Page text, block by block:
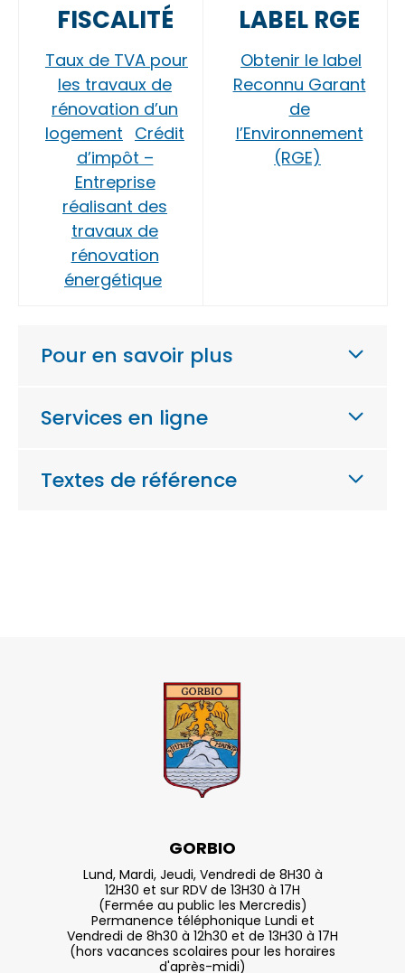
FISCALITÉ
Taux de TVA pour
les travaux de
rénovation d’un
logement Crédit
d’impôt –
Entreprise
réalisant des
travaux de
rénovation
énergétique
LABEL RGE
Obtenir le label
Reconnu Garant
de
l’Environnement
(RGE)
Pour en savoir plus
Services en ligne
Textes de référence
GORBIO
Lund, Mardi, Jeudi, Vendredi de 8H30 à
12H30 et sur RDV de 13H30 à 17H
(Fermée au public les Mercredis)
Permanence téléphonique Lundi et
Vendredi de 8h30 à 12h30 et de 13H30 à 17H
(hors vacances scolaires pour les horaires
d'après-midi)